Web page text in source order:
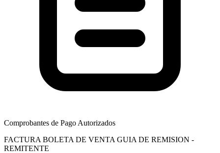
Comprobantes de Pago Autorizados
FACTURA BOLETA DE VENTA GUIA DE REMISION -
REMITENTE